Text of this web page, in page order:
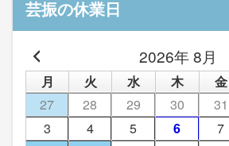
芸振の休業日
2026年 8月
月 火 水 木 金
27
28 29 30 31
3
4 5 6 7